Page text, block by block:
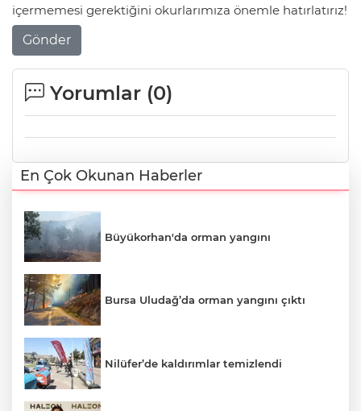
içermemesi gerektiğini okurlarımıza önemle hatırlatırız!
Gönder
Yorumlar (0)
En Çok Okunan Haberler
Büyükorhan'da orman yangını
Bursa Uludağ’da orman yangını çıktı
Nilüfer’de kaldırımlar temizlendi